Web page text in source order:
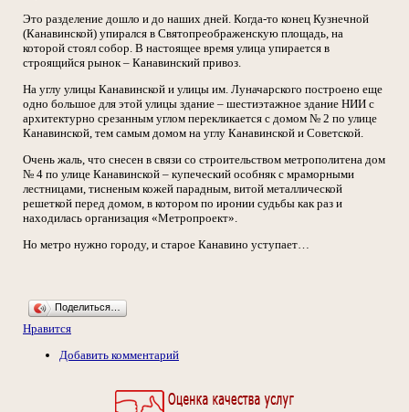
Это разделение дошло и до наших дней. Когда-то конец Кузнечной
(Канавинской) упирался в Святопреображенскую площадь, на
которой стоял собор. В настоящее время улица упирается в
строящийся рынок – Канавинский привоз.
На углу улицы Канавинской и улицы им. Луначарского построено еще
одно большое для этой улицы здание – шестиэтажное здание НИИ с
архитектурно срезанным углом перекликается с домом № 2 по улице
Канавинской, тем самым домом на углу Канавинской и Советской.
Очень жаль, что снесен в связи со строительством метрополитена дом
№ 4 по улице Канавинской – купеческий особняк с мраморными
лестницами, тисненым кожей парадным, витой металлической
решеткой перед домом, в котором по иронии судьбы как раз и
находилась организация «Метропроект».
Но метро нужно городу, и старое Канавино уступает…
Поделиться…
Нравится
Добавить комментарий